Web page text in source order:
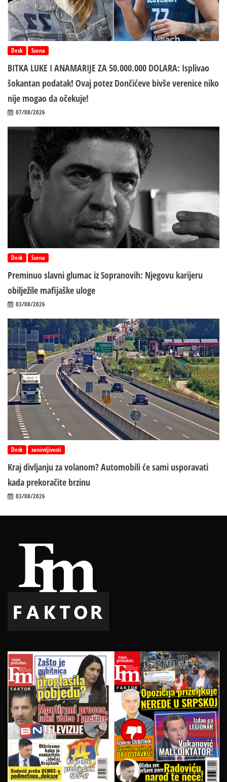
Desk Scena
BITKA LUKE I ANAMARIJE ZA 50.000.000 DOLARA: Isplivao
šokantan podatak! Ovaj potez Dončićeve bivše verenice niko
nije mogao da očekuje!
07/08/2026
Desk Scena
Preminuo slavni glumac iz Sopranovih: Njegovu karijeru
obilježile mafijaške uloge
03/08/2026
Desk zanimljivosti
Kraj divljanju za volanom? Automobili će sami usporavati
kada prekoračite brzinu
03/08/2026